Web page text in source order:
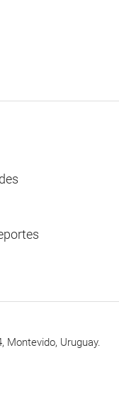
Montevido, Uruguay.